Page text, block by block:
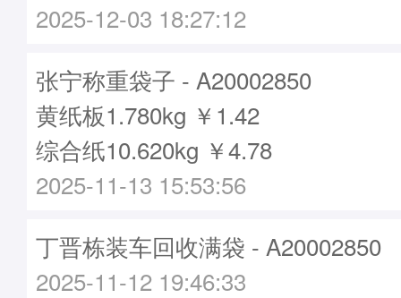
2025-12-03 18:27:12
张宁称重袋子 - A20002850
黄纸板1.780kg ￥1.42
综合纸10.620kg ￥4.78
2025-11-13 15:53:56
丁晋栋装车回收满袋 - A20002850
2025-11-12 19:46:33